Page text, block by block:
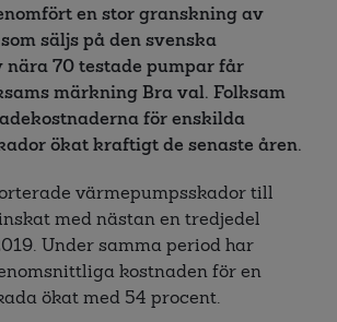
en stor granskning av
säljs på den svenska
nära 70 testade pumpar får
märkning Bra val. Folksam
för enskilda
ökat kraftigt de senaste åren.
värmepumpsskador till
med nästan en tredjedel
Under samma period har
kostnaden för en
ökat med 54 procent.